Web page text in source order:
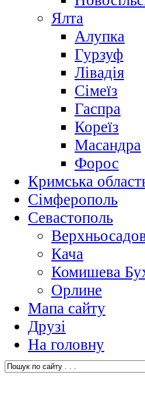
Ялта
Алупка
Гурзуф
Лівадія
Сімеїз
Гаспра
Кореїз
Масандра
Форос
Кримська
Сімферополь
Севастополь
Кача
Комишева
Орлине
Мапа сайту
Друзі
На головну